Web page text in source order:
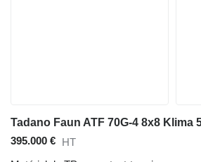
Tadano Faun ATF 70G-4 8x8 Klima
395.000 € HT